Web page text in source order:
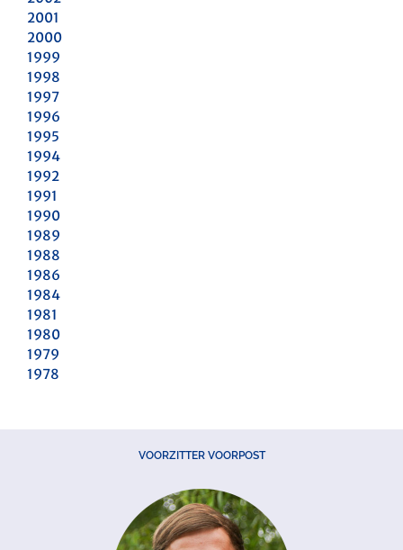
2001
2000
1999
1998
1997
1996
1995
1994
1992
1991
1990
1989
1988
1986
1984
1981
1980
1979
1978
VOORZITTER VOORPOST